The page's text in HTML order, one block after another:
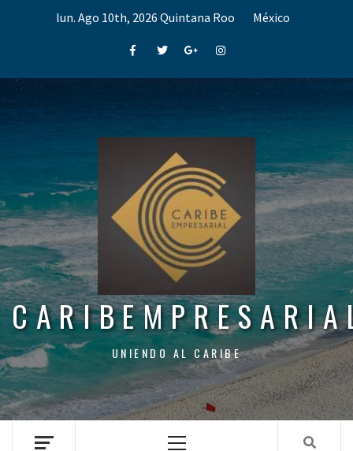
lun. Ago 10th, 2026 Quintana Roo México
FacebookTwitterGoogle+Instagram
UNIENDO AL CARIBE